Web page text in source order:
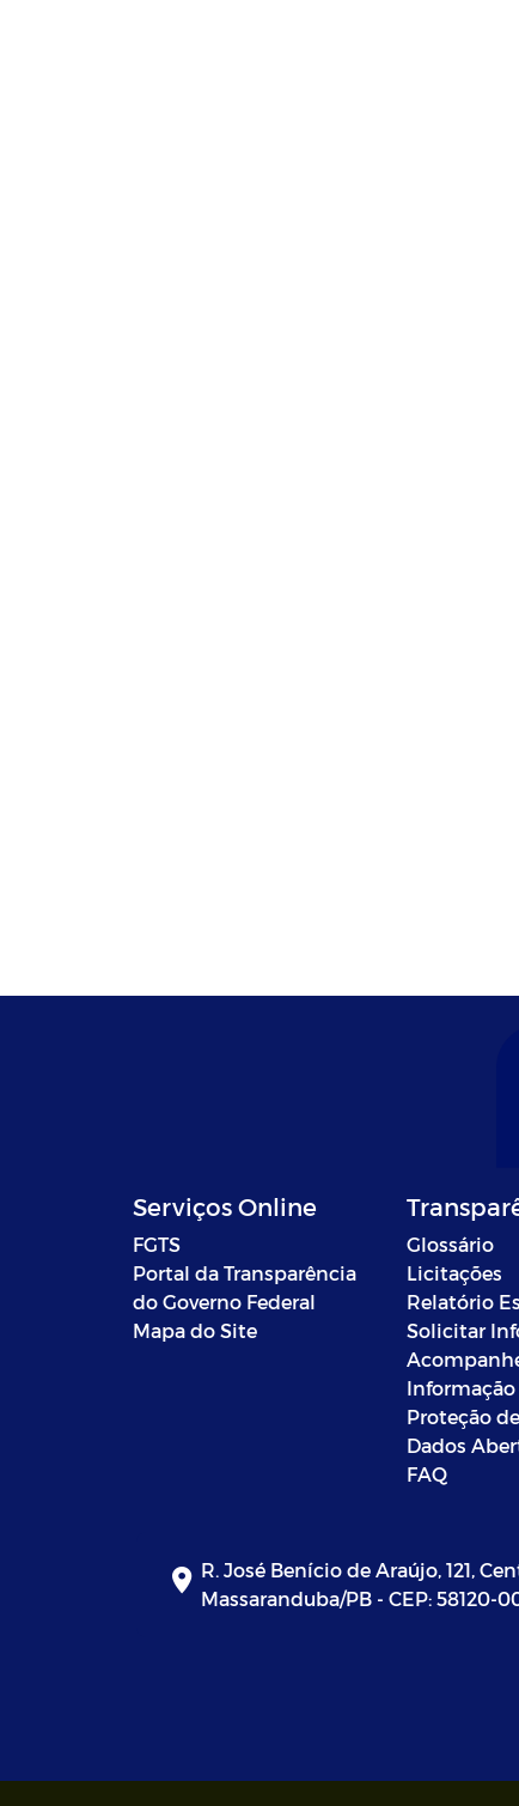
Serviços Online
FGTS
Portal da Transparência
do Governo Federal
Mapa do Site
Glossário
Licitações
Relatório
Solicitar
Informação
Proteção
Dados
FAQ
R. José Benício de Araújo, 121,
Massaranduba/PB - CEP: 58120-